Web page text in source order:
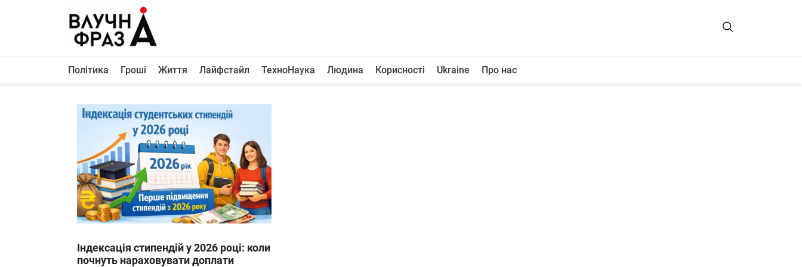
Політика
Життя
Лайфстайл
ТехноНаука
Людина
Корисності
Про нас
Політика Гроші Життя Лайфстайл ТехноНаука Людина Корисності Ukraine Про нас
Індексація стипендій у 2026 році: коли
почнуть нараховувати доплати